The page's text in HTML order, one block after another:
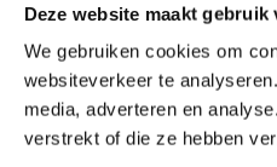
Deze website maakt gebruik
We gebruiken cookies om
websiteverkeer te
media, adverteren en
verstrekt of die ze hebben
van wrijving is een